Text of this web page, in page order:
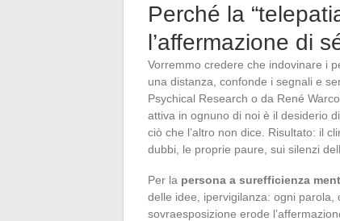
Perché la
l’affermazione di
Vorremmo credere che indovinare i
una distanza, confonde i segnali e
Psychical Research o da René
attiva in ognuno di noi è il desiderio
ciò che l’altro non dice. Risultato: il
dubbi, le proprie paure, sui silenzi
Per la persona a surefficienza
delle idee, ipervigilanza: ogni
sovraesposizione erode